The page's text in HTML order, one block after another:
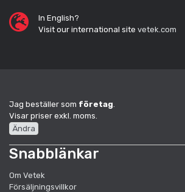
In English?
Visit our international site vetek.com
Jag beställer som företag.
Visar priser exkl. moms.
Ändra
Snabblänkar
Om Vetek
Försäljningsvillkor